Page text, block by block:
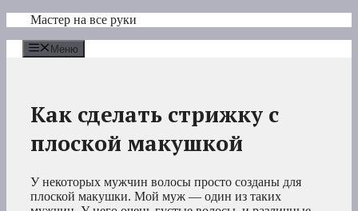
Перейти
содержимому
Мастер на все руки
Меню
Как сделать стрижку с
плоской макушкой
У некоторых мужчин волосы просто созданы для
плоской макушки. Мой муж — один из таких